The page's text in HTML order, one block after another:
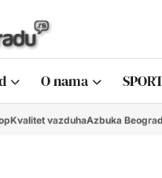
O nama
Kvalitet vazduhaAzbuka